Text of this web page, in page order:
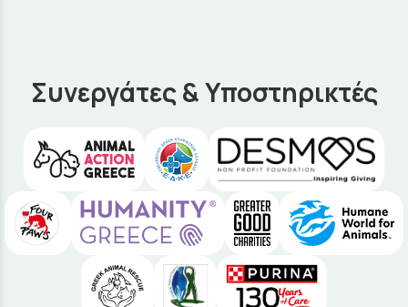
Συνεργάτες & Υποστηρικτές